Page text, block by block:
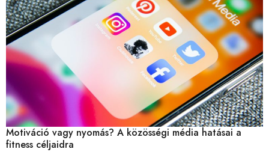
Motiváció vagy nyomás? A közösségi média hatásai a
fitness céljaidra